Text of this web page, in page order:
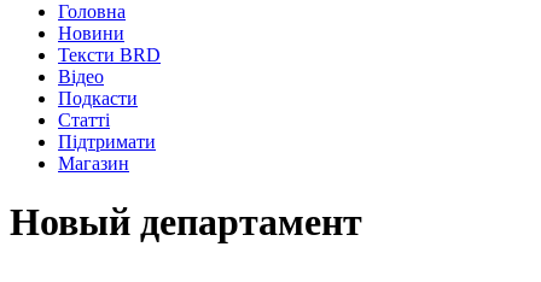
Головна
Новини
Тексти BRD
Відео
Подкасти
Статті
Підтримати
Магазин
Новый департамент